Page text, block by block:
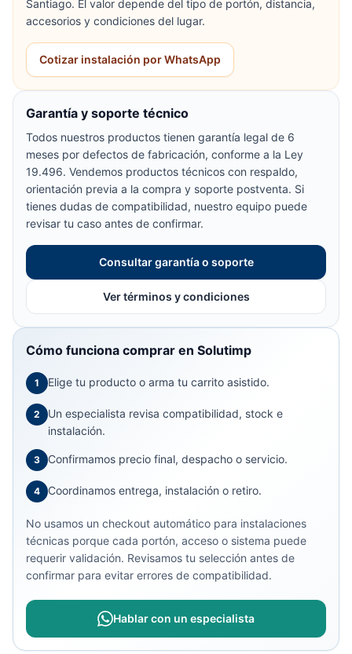
Santiago. El valor depende del tipo de portón, distancia,
accesorios y condiciones del lugar.
Cotizar instalación por WhatsApp
Garantía y soporte técnico
Todos nuestros productos tienen garantía legal de 6
meses por defectos de fabricación, conforme a la Ley
19.496. Vendemos productos técnicos con respaldo,
orientación previa a la compra y soporte postventa. Si
tienes dudas de compatibilidad, nuestro equipo puede
revisar tu caso antes de confirmar.
Consultar garantía o soporte
Ver términos y condiciones
Cómo funciona comprar en Solutimp
1 Elige tu producto o arma tu carrito asistido.
2
Un especialista revisa compatibilidad, stock e
instalación.
3 Confirmamos precio final, despacho o servicio.
4 Coordinamos entrega, instalación o retiro.
No usamos un checkout automático para instalaciones
técnicas porque cada portón, acceso o sistema puede
requerir validación. Revisamos tu selección antes de
confirmar para evitar errores de compatibilidad.
Hablar con un especialista